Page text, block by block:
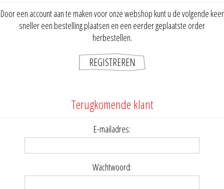
Door een account aan te maken voor onze webshop kunt u de volgende keer
sneller een bestelling plaatsen en een eerder geplaatste order
herbestellen.
Terugkomende klant
E-mailadres:
Wachtwoord: